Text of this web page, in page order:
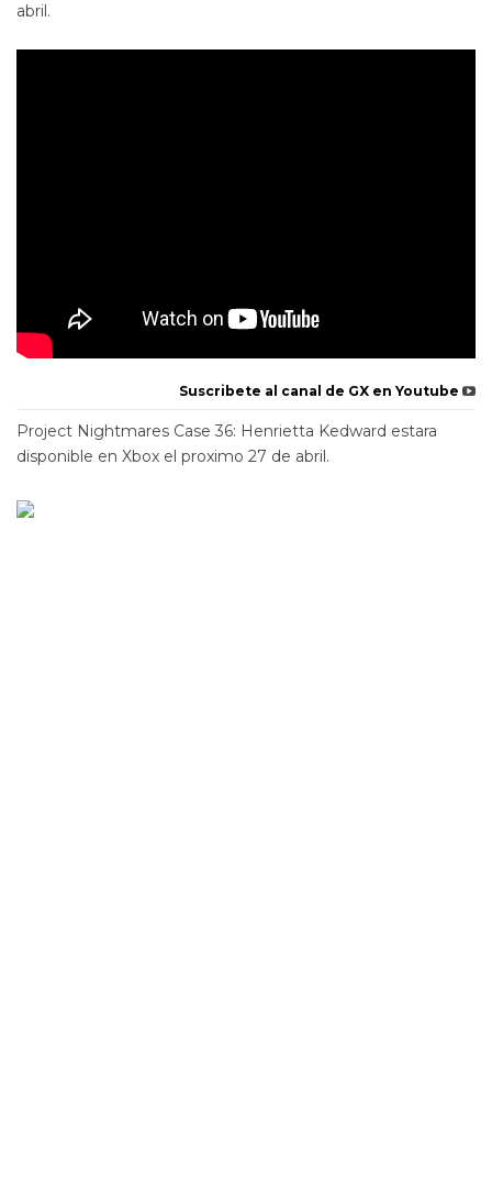
abril.
Suscribete al canal de GX en Youtube
Project Nightmares Case 36: Henrietta Kedward estara
disponible en Xbox el proximo 27 de abril.